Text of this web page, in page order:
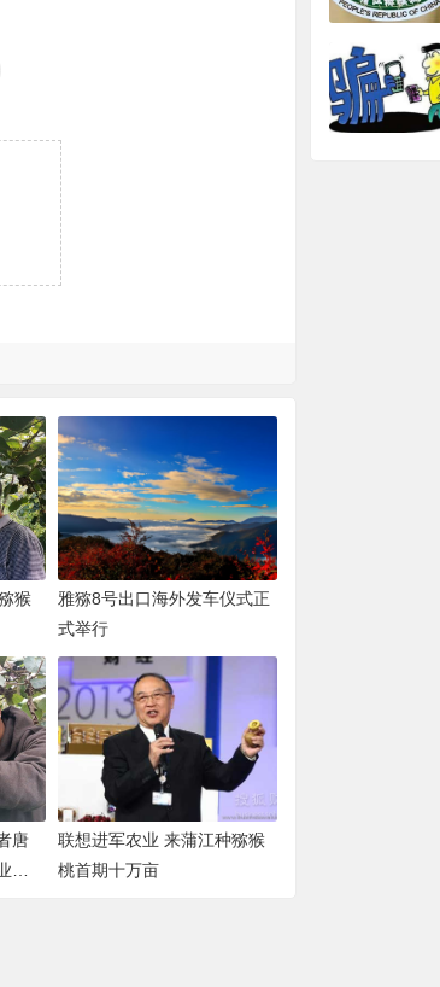
猴
雅猕8号出口海外发车仪式正
式举行
唐
发
联想进军农业 来蒲江种猕猴
桃首期十万亩